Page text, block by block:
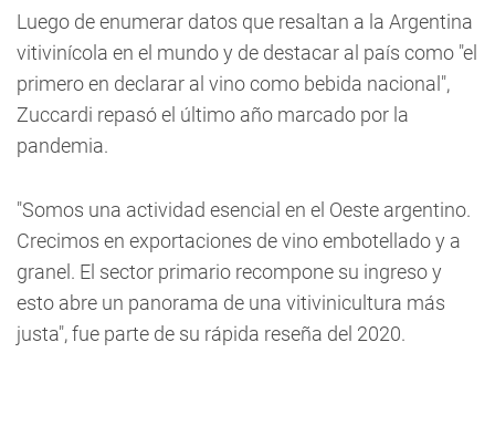
Luego de enumerar datos que resaltan a la Argentina
vitivinícola en el mundo y de destacar al país como "el
primero en declarar al vino como bebida nacional",
Zuccardi repasó el último año marcado por la
pandemia.
"Somos una actividad esencial en el Oeste argentino.
Crecimos en exportaciones de vino embotellado y a
granel. El sector primario recompone su ingreso y
esto abre un panorama de una vitivinicultura más
justa", fue parte de su rápida reseña del 2020.